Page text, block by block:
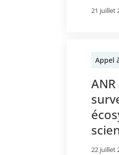
21 juillet
Appel
22 juillet